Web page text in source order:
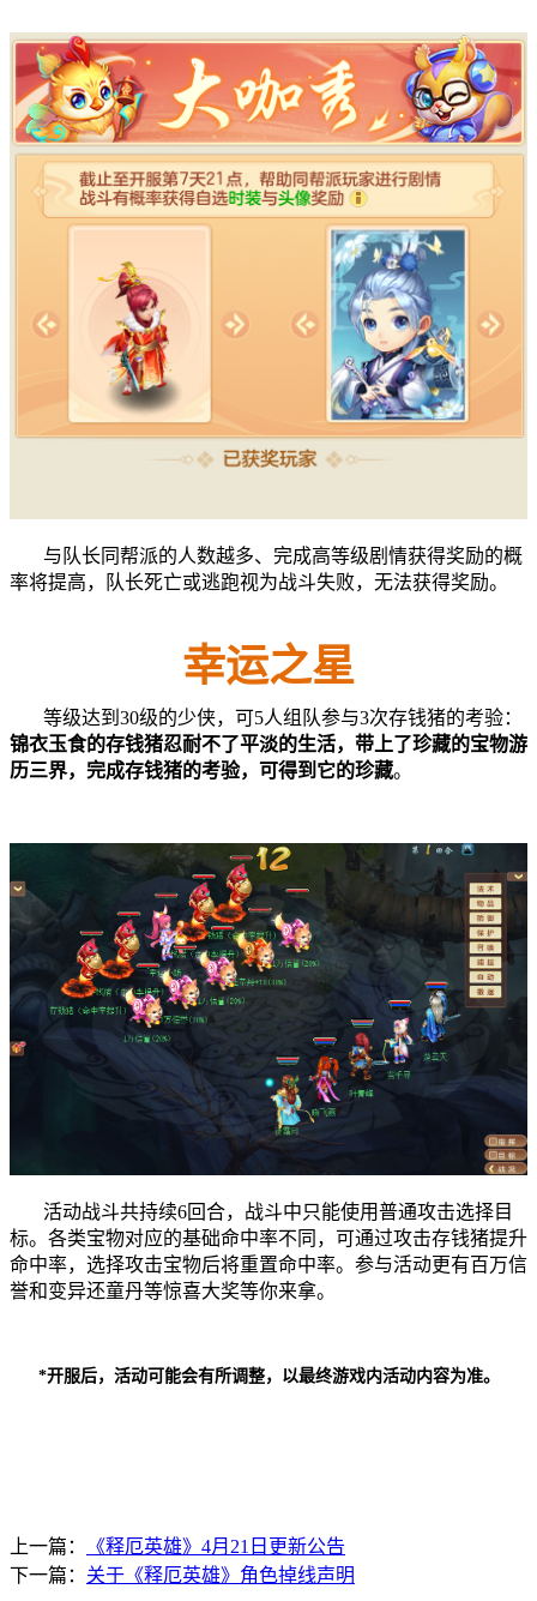
与队长同帮派的人数越多、完成高等级剧情获得奖励的概
率将提高，队长死亡或逃跑视为战斗失败，无法获得奖励。
幸运之星
等级达到30级的少侠，可5人组队参与3次存钱猪的考验：
锦衣玉食的存钱猪忍耐不了平淡的生活，带上了珍藏的宝物游
历三界，完成存钱猪的考验，可得到它的珍藏。
活动战斗共持续6回合，战斗中只能使用普通攻击选择目
标。各类宝物对应的基础命中率不同，可通过攻击存钱猪提升
命中率，选择攻击宝物后将重置命中率。参与活动更有百万信
誉和变异还童丹等惊喜大奖等你来拿。
*开服后，活动可能会有所调整，以最终游戏内活动内容为准。
上一篇：
《释厄英雄》4月21日更新公告
下一篇： 关于《释厄英雄》角色掉线声明